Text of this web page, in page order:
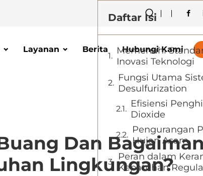
Layanan Berita Hubungi Kami
Dan
Lingkungan?
Daftar Isi
Memenuhi
Inovasi Teknologi
Fungsi Utama
Desulfurization
Efisiensi
Dioxide
Pengurangan
Hujan Asam
Peran dalam
Kepatuhan